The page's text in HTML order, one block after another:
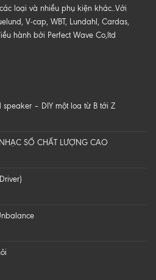
loại và nhiều phụ kiện khác..Với
V-cap, WBT, Lundahl, Cardas,
hành bởi Perfect Wave Co,ltd
speaker – DIY một loa từ B tới Z
SỐ CHẤT LƯỢNG CAO